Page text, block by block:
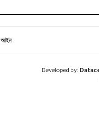
আইন
Developed by: